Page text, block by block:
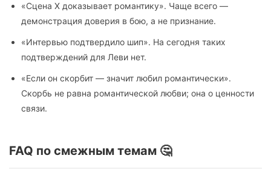
«Сцена X доказывает романтику». Чаще всего —
демонстрация доверия в бою, а не признание.
«Интервью подтвердило шип». На сегодня таких
подтверждений для Леви нет.
«Если он скорбит — значит любил романтически».
Скорбь не равна романтической любви; она о ценности
связи.
FAQ по смежным темам 🤔